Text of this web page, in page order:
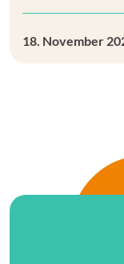
18. November